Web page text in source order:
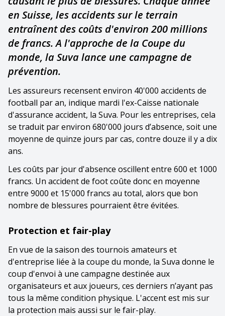
en Suisse, les accidents sur le terrain
entraînent des coûts d'environ 200 millions
de francs. A l'approche de la Coupe du
monde, la Suva lance une campagne de
prévention.
Les assureurs recensent environ 40'000 accidents de
football par an, indique mardi l'ex-Caisse nationale
d'assurance accident, la Suva. Pour les entreprises, cela
se traduit par environ 680'000 jours d’absence, soit une
moyenne de quinze jours par cas, contre douze il y a dix
ans.
Les coûts par jour d'absence oscillent entre 600 et 1000
francs. Un accident de foot coûte donc en moyenne
entre 9000 et 15'000 francs au total, alors que bon
nombre de blessures pourraient être évitées.
Protection et fair-play
En vue de la saison des tournois amateurs et
d'entreprise liée à la coupe du monde, la Suva donne le
coup d'envoi à une campagne destinée aux
organisateurs et aux joueurs, ces derniers n’ayant pas
tous la même condition physique. L'accent est mis sur
la protection mais aussi sur le fair-play.